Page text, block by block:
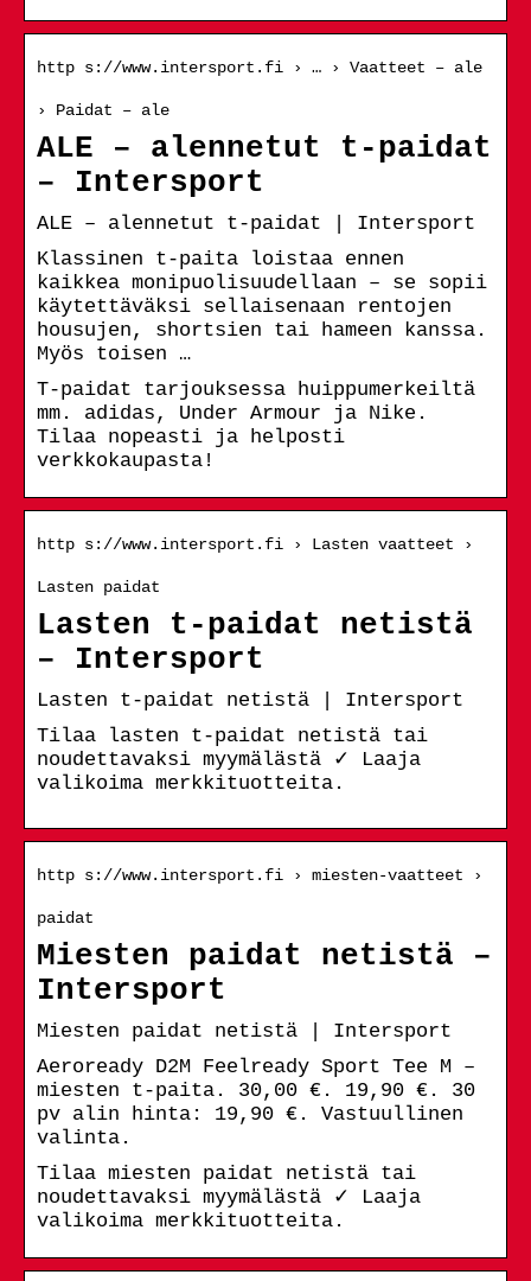
http s://www.intersport.fi › … › Vaatteet – ale
› Paidat – ale
ALE – alennetut t-paidat
– Intersport
ALE – alennetut t-paidat | Intersport
Klassinen t-paita loistaa ennen
kaikkea monipuolisuudellaan – se sopii
käytettäväksi sellaisenaan rentojen
housujen, shortsien tai hameen kanssa.
Myös toisen …
T-paidat tarjouksessa huippumerkeiltä
mm. adidas, Under Armour ja Nike.
Tilaa nopeasti ja helposti
verkkokaupasta!
http s://www.intersport.fi › Lasten vaatteet ›
Lasten paidat
Lasten t-paidat netistä
– Intersport
Lasten t-paidat netistä | Intersport
Tilaa lasten t-paidat netistä tai
noudettavaksi myymälästä ✓ Laaja
valikoima merkkituotteita.
http s://www.intersport.fi › miesten-vaatteet ›
paidat
Miesten paidat netistä –
Intersport
Miesten paidat netistä | Intersport
Aeroready D2M Feelready Sport Tee M –
miesten t-paita. 30,00 €. 19,90 €. 30
pv alin hinta: 19,90 €. Vastuullinen
valinta.
Tilaa miesten paidat netistä tai
noudettavaksi myymälästä ✓ Laaja
valikoima merkkituotteita.